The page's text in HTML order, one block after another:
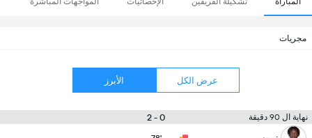
مجريات
عرض الكل الأبرز
نهاية ال 90 دقيقة 0 - 2